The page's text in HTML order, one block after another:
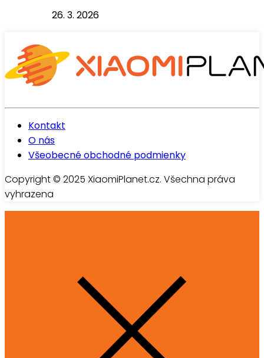
26. 3. 2026
Kontakt
O nás
Všeobecné obchodné podmienky
Copyright © 2025 XiaomiPlanet.cz. Všechna práva
vyhrazena